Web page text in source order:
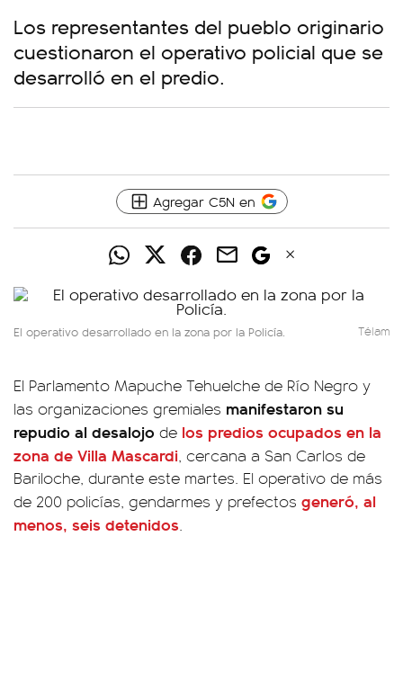
Los representantes del pueblo originario
cuestionaron el operativo policial que se
desarrolló en el predio.
Agregar C5N en
El operativo desarrollado en la zona por la Policía. Télam
El Parlamento Mapuche Tehuelche de Río Negro y
las organizaciones gremiales manifestaron su
repudio al desalojo de los predios ocupados en la
zona de Villa Mascardi, cercana a San Carlos de
Bariloche, durante este martes. El operativo de más
de 200 policías, gendarmes y prefectos generó, al
menos, seis detenidos.